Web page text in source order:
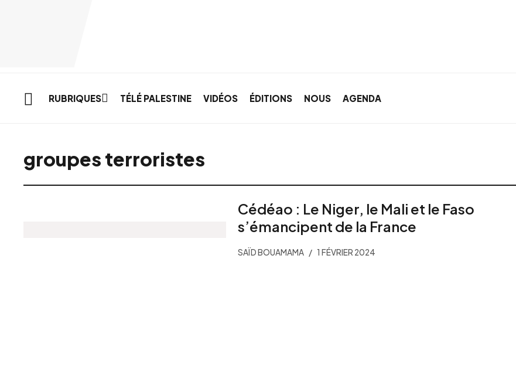
RUBRIQUES TÉLÉ PALESTINE VIDÉOS ÉDITIONS NOUS AGENDA
groupes terroristes
Cédéao : Le Niger, le Mali et le Faso
s’émancipent de la France
SAÏD BOUAMAMA 1 FÉVRIER 2024